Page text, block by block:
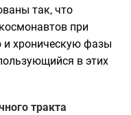
так, что
при
и хроническую фазы
в этих
тракта